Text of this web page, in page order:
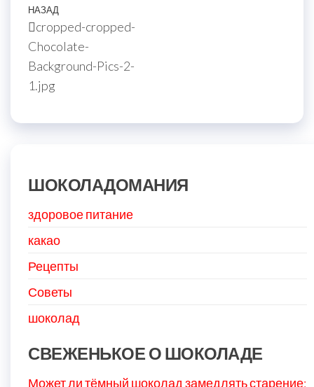
Навигация
по
записям
Предыдущая
запись
НАЗАД
cropped-cropped-
Chocolate-
Background-Pics-2-
1.jpg
ШОКОЛАДОМАНИЯ
здоровое питание
какао
Рецепты
Советы
шоколад
СВЕЖЕНЬКОЕ О ШОКОЛАДЕ
Может ли тёмный шоколад замедлять старение: